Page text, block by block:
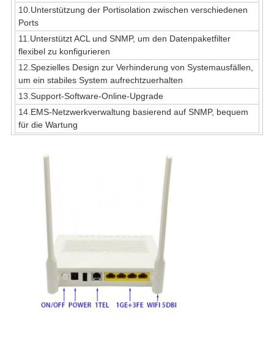
10.Unterstützung der Portisolation zwischen verschiedenen
Ports
11.Unterstützt ACL und SNMP, um den Datenpaketfilter
flexibel zu konfigurieren
12.Spezielles Design zur Verhinderung von Systemausfällen,
um ein stabiles System aufrechtzuerhalten
13.Support-Software-Online-Upgrade
14.EMS-Netzwerkverwaltung basierend auf SNMP, bequem
für die Wartung